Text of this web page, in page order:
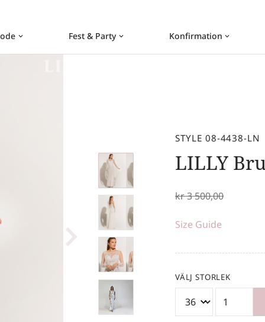
keyboard_arrow_down Fest & Party keyboard_arrow_down Konfirmation keyboard_arrow_down
STYLE 08-4438-LN
LILLY
kr3 500,00
Size Guide
VÄLJ STORLEK